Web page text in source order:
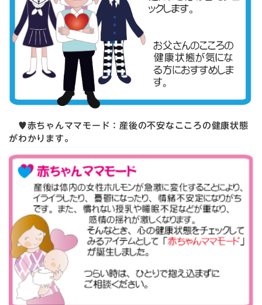
♥赤ちゃんママモード：産後の不安なこころの健康状態
がわかります。